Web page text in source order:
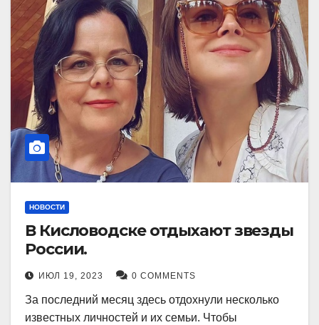
НОВОСТИ
В Кисловодске отдыхают звезды
России.
ИЮЛ 19, 2023 0 COMMENTS
За последний месяц здесь отдохнули несколько
известных личностей и их семьи. Чтобы